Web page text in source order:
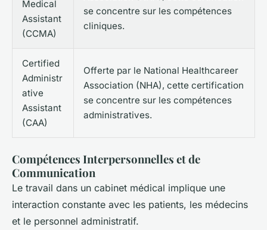
Medical
Assistant
(CCMA)
se concentre sur les compétences
cliniques.
Certified
Administr
ative
Assistant
(CAA)
Offerte par le National Healthcareer
Association (NHA), cette certification
se concentre sur les compétences
administratives.
Compétences Interpersonnelles et de
Communication
Le travail dans un cabinet médical implique une
interaction constante avec les patients, les médecins
et le personnel administratif.